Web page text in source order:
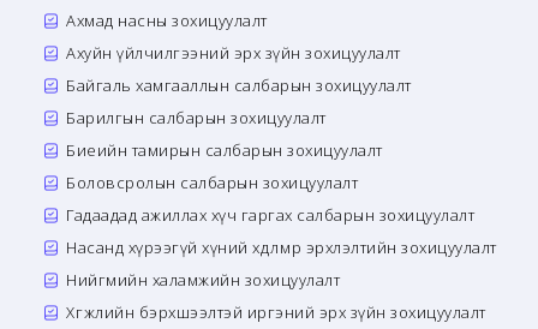
Ахмад насны зохицуулалт
Ахуйн үйлчилгээний эрх зүйн зохицуулалт
Байгаль хамгааллын салбарын зохицуулалт
Барилгын салбарын зохицуулалт
Биеийн тамирын салбарын зохицуулалт
Боловсролын салбарын зохицуулалт
Гадаадад ажиллах хүч гаргах салбарын зохицуулалт
Насанд хүрээгүй хүний хөдөлмөр эрхлэлтийн зохицуулалт
Нийгмийн халамжийн зохицуулалт
Хөгжлийн бэрхшээлтэй иргэний эрх зүйн зохицуулалт